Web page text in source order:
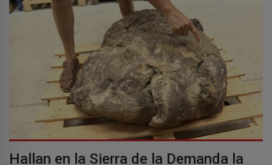
Hallan en la Sierra de la Demanda la